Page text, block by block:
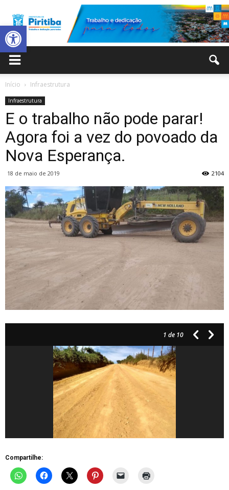
Abrir a barra de ferramentas
de
Piritiba
Início Infraestrutura
Infraestrutura
E o trabalho não pode parar!
Agora foi a vez do povoado da
Nova Esperança.
18 de maio de 2019 2104
1 de 10
Compartilhe: